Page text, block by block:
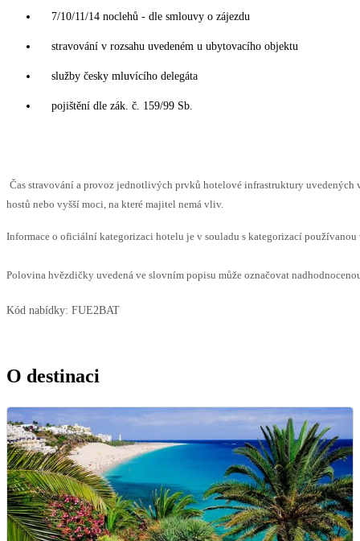
7/10/11/14 noclehů - dle smlouvy o zájezdu
stravování v rozsahu uvedeném u ubytovacího objektu
služby česky mluvícího delegáta
pojištění dle zák. č. 159/99 Sb.
Čas stravování a provoz jednotlivých prvků hotelové infrastruktury uvedených
hostů nebo vyšší moci, na které majitel nemá vliv.
Informace o oficiální kategorizaci hotelu je v souladu s kategorizací
Polovina hvězdičky uvedená ve slovním popisu může označovat
Kód nabídky: FUE2BAT
O destinaci